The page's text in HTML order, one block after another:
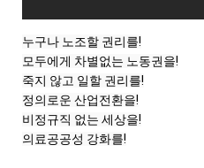
누구나 노조할 권리를!
모두에게 차별없는 노동권을!
죽지 않고 일할 권리를!
정의로운 산업전환을!
비정규직 없는 세상을!
의료공공성 강화를!